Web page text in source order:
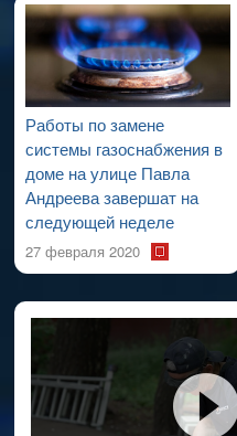
Работы по замене
системы газоснабжения в
доме на улице Павла
Андреева завершат на
следующей неделе
27 февраля 2020